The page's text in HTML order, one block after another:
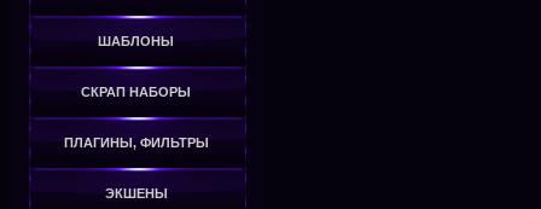
ШАБЛОНЫ
СКРАП НАБОРЫ
ПЛАГИНЫ, ФИЛЬТРЫ
ЭКШЕНЫ